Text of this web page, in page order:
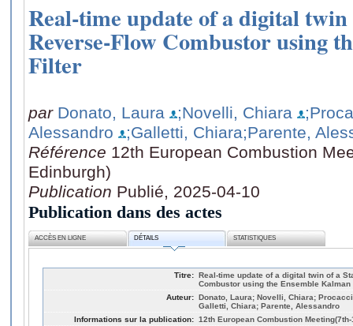
Real-time update of a digital
Reverse-Flow Combustor using
Filter
par Donato, Laura ;Novelli, Chiara
Alessandro
;Galletti, Chiara;Parente,
Référence 12th European Combustion
Edinburgh)
Publication Publié, 2025-04-10
Publication dans des actes
ACCÈS EN LIGNE DÉTAILS STATISTIQUES
Titre: Real-time update of a digital twin of a
Combustor using the Ensemble Kalman
Auteur: Donato, Laura; Novelli, Chiara;
Galletti, Chiara; Parente, Alessandro
Informations sur la publication: 12th European Combustion